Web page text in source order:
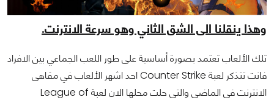
وهذا ينقلنا الى الشق الثاني وهو سرعة الانترنت.
تلك الألعاب تعتمد بصورة أساسية على طور اللعب الجماعي بين الافراد
فانت تتذكر لعبة Counter Strike احد اشهر الألعاب في مقاهى
الانترنت فى الماضى والتى حلت محلها الان لعبة League of